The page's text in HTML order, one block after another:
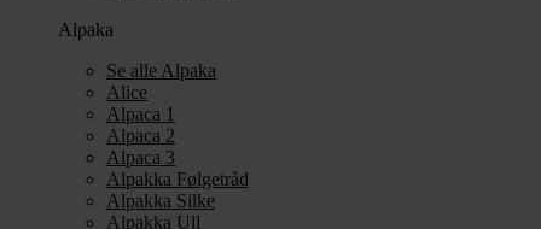
Alpaka
Se alle Alpaka
Alice
Alpaca 1
Alpaca 2
Alpaca 3
Alpakka Følgetråd
Alpakka Silke
Alpakka Ull